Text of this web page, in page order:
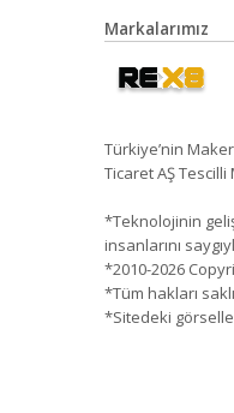
Markalarımız
Türkiye’nin
Ticaret AŞ Tescilli
*Teknolojinin
insanlarını
*2010-2026
*Tüm hakları
*Sitedeki